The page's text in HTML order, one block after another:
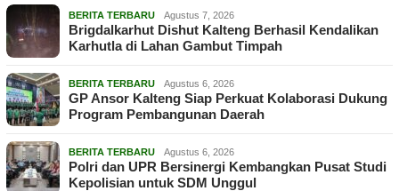
BERITA TERBARU Agustus 7, 2026
Brigdalkarhut Dishut Kalteng Berhasil Kendalikan
Karhutla di Lahan Gambut Timpah
BERITA TERBARU Agustus 6, 2026
GP Ansor Kalteng Siap Perkuat Kolaborasi Dukung
Program Pembangunan Daerah
BERITA TERBARU Agustus 6, 2026
Polri dan UPR Bersinergi Kembangkan Pusat Studi
Kepolisian untuk SDM Unggul